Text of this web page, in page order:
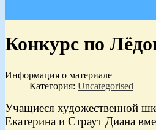
Конкурс по
Информация о материале
Категория: Uncategorised
Учащиеся художественной
Екатерина и Страут Диана